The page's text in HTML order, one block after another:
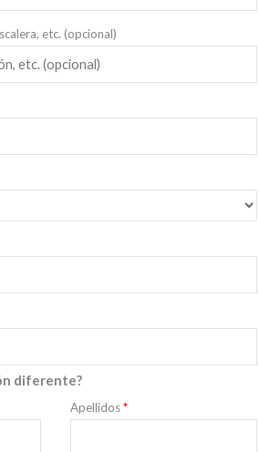
etc. (opcional)
diferente?
Apellidos*